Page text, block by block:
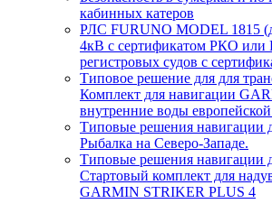
кабинных катеров
РЛС FURUNO MODEL 1815
4кВ c сертификатом РКО
регистровых судов с
Типовое решение для для
Комплект для навигации
внутренние воды
Типовые решения навигации
Рыбалка на Северо-Западе.
Типовые решения навигации
Стартовый комплект для
GARMIN STRIKER PLUS 4